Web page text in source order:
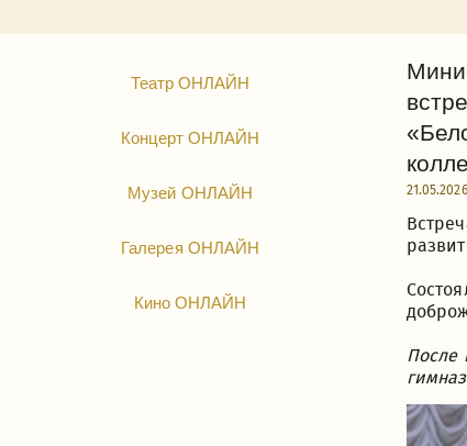
Театр ОНЛАЙН
Концерт ОНЛАЙН
Музей ОНЛАЙН
Галерея ОНЛАЙН
Кино ОНЛАЙН
21.05.2026
После